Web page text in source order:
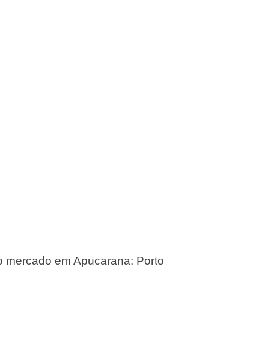
em Apucarana: Porto